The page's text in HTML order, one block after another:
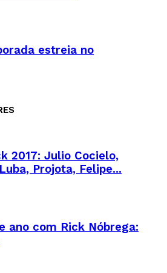
estreia no
2017: Julio Cocielo,
Projota, Felipe...
ano com Rick Nóbrega: